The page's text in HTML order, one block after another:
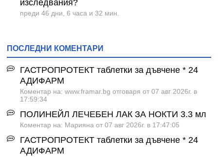
изследвания?
преди 46 дни, 6 часа и 32 мин.
ПОСЛЕДНИ КОМЕНТАРИ
ГАСТРОПРОТЕКТ таблетки за дъвчене * 24
АДИФАРМ
Коментар на: www.framar.bg отговаря от 07 авг 2026г. в
17:59:34
ПОЛИНЕЙЛ ЛЕЧЕБЕН ЛАК ЗА НОКТИ 3.3 мл
Коментар на: Марияна от 07 авг 2026г. в 17:47:05
ГАСТРОПРОТЕКТ таблетки за дъвчене * 24
АДИФАРМ